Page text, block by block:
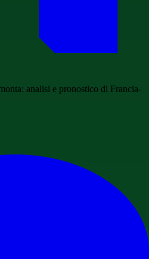
analisi e pronostico di Francia-